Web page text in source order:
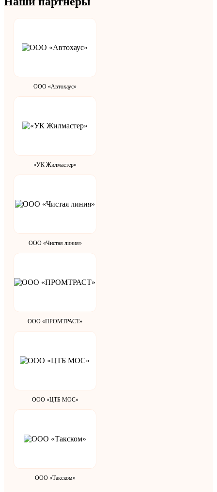
ООО «Автохаус»
«УК Жилмастер»
ООО «Чистая линия»
ООО «ПРОМТРАСТ»
ООО «ЦТБ МОС»
ООО «Такском»